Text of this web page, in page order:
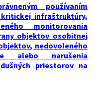
používaním
infraštruktúry,
monitorovania
objektov osobitnej
nedovoleného
alebo narušenia
priestorov na